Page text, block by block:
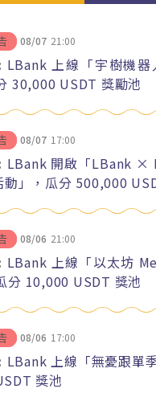
08/07 21:00
LBank 上線「宇樹機
30,000 USDT 獎勵池
08/07 17:00
LBank 開啟「LBank ×
動」，瓜分 500,000
08/06 21:00
LBank 上線「以太坊
分 10,000 USDT 獎池
08/06 17:00
LBank 上線「無憂跟單
獎池